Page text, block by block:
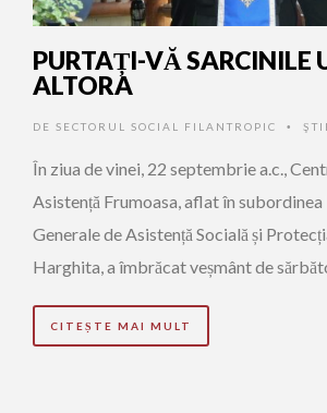
PURTAȚI-VĂ SARCINILE
ALTORA
DE SECTORUL SOCIAL FILANTROPIC •
În ziua de vinei, 22 septembrie a.c.,
Asistență Frumoasa, aflat în
Generale de Asistență Socială și
Harghita, a îmbrăcat veșmânt de
CITEȘTE MAI MULT